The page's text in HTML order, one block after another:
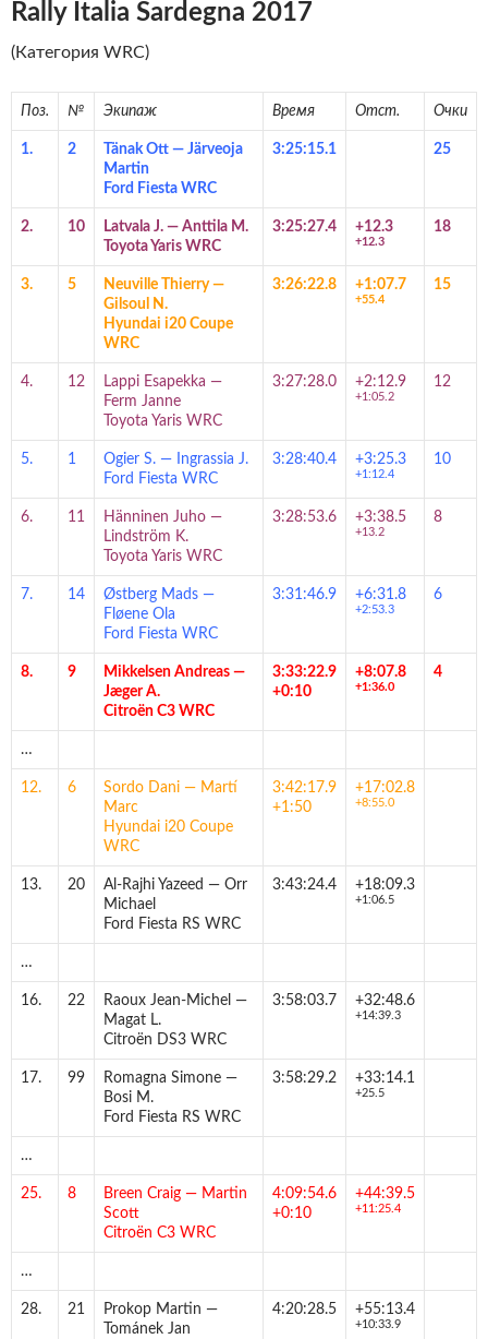
Rally Italia Sardegna 2017
(Категория WRC)
Поз. № Экипаж Время Отст. Очки
1. 2 Tänak Ott — Järveoja
Martin
Ford Fiesta WRC
3:25:15.1 25
2. 10 Latvala J. — Anttila M.
Toyota Yaris WRC
3:25:27.4 +12.3
+12.3
18
3. 5 Neuville Thierry—
Gilsoul N.
Hyundai i20 Coupe
WRC
3:26:22.8 +1:07.7
+55.4
15
4. 12 Lappi Esapekka —
Ferm Janne
Toyota Yaris WRC
3:27:28.0 +2:12.9
+1:05.2
12
5. 1 Ogier S. — Ingrassia J.
Ford Fiesta WRC
3:28:40.4 +3:25.3
+1:12.4
10
6. 11 Hänninen Juho —
Lindström K.
Toyota Yaris WRC
3:28:53.6 +3:38.5
+13.2
8
7. 14 Østberg Mads —
Fløene Ola
Ford Fiesta WRC
3:31:46.9 +6:31.8
+2:53.3
6
8. 9 Mikkelsen Andreas —
Jæger A.
Citroën C3 WRC
3:33:22.9
+0:10
+8:07.8
+1:36.0
4
…
12. 6 Sordo Dani — Martí
Marc
Hyundai i20 Coupe
WRC
3:42:17.9
+1:50
+17:02.8
+8:55.0
13. 20 Al-Rajhi Yazeed — Orr
Michael
Ford Fiesta RS WRC
3:43:24.4 +18:09.3
+1:06.5
…
16. 22 Raoux Jean-Michel —
Magat L.
Citroën DS3 WRC
3:58:03.7 +32:48.6
+14:39.3
17. 99 Romagna Simone —
Bosi M.
Ford Fiesta RS WRC
3:58:29.2 +33:14.1
+25.5
…
25. 8 Breen Craig — Martin
Scott
Citroën C3 WRC
4:09:54.6
+0:10
+44:39.5
+11:25.4
…
28. 21 Prokop Martin —
Tománek Jan
4:20:28.5 +55:13.4
+10:33.9